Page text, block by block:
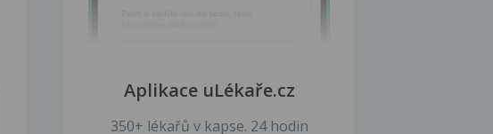
Aplikace uLékaře.cz
350+ lékařů v kapse. 24 hodin